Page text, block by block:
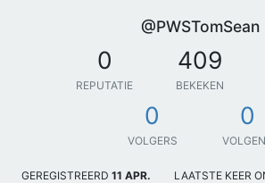
@PWSTomSean
0
REPUTATIE
409
BEKEKEN
0
VOLGERS
0
GEREGISTREERD 11 APR.
LAATSTE KEER